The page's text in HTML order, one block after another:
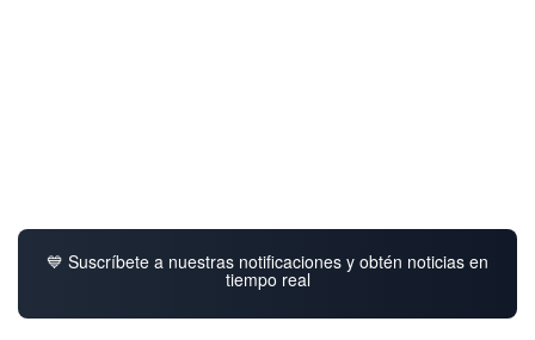
💙 Suscríbete a nuestras notificaciones y obtén noticias en
tiempo real